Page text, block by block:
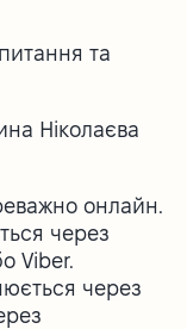
та
Ніколаєва
онлайн.
через
Viber.
через